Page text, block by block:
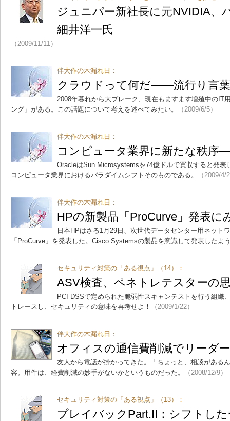
ジュニパー新社長に元NVIDIA、
細井洋一氏
（2009/11/11）
伴大作の木漏れ日：
クラウドって何だ――流行り言
2008年暮れから大ブレーク、現在もますます増殖中のIT
ング」がある。この話題について考えを述べてみたい。
（2009/6/5）
伴大作の木漏れ日：
コンピュータ業界に新たな秩序
OracleはSun Microsystemsを74億ドルで買収すると発表
コンピュータ業界におけるパラダイムシフトそのものである。
（2009/4/
伴大作の木漏れ日：
HPの新製品「ProCurve」発表に
日本HPはさる1月29日、次世代データセンター用ネット
「ProCurve」を発表した。Cisco Systemsの製品を意識して発表したよ
セキュリティ対策の「ある視点」（14）：
ASV検査、ペネトレテスターの
PCI DSSで定められた脆弱性スキャンテストを行う組織
トレースし、セキュリティの意味を再考せよ！
（2009/1/22）
伴大作の木漏れ日：
オフィスの通信費削減でリーダ
友人から電話が掛かってきた。「ちょっと、相談がある
容。用件は、経費削減の妙手がないかというものだった。
（2008/12/9）
セキュリティ対策の「ある視点」（13）：
プレイバックPart.II：シフトし